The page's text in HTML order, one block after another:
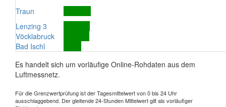
Traun
Lenzing 3
Vöcklabruck
Bad Ischl
Es handelt sich um vorläufige Online-Rohdaten aus dem
Luftmessnetz.
Für die Grenzwertprüfung ist der Tagesmittelwert von 0 bis 24 Uhr
ausschlaggebend. Der gleitende 24-Stunden Mittelwert gilt als vorläufiger